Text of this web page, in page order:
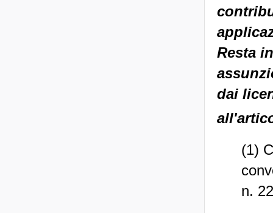
Resta
dai
(1)
n.